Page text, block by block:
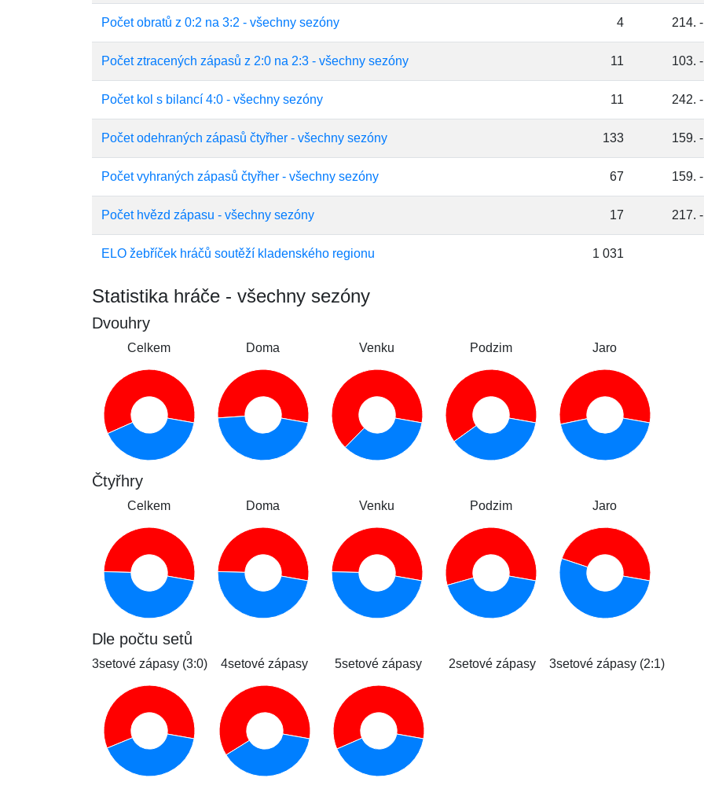
Počet obratů z 0:2 na 3:2 - všechny sezóny 4 214.
Počet ztracených zápasů z 2:0 na 2:3 - všechny sezóny 11 103.
Počet kol s bilancí 4:0 - všechny sezóny 11 242.
Počet odehraných zápasů čtyřher - všechny sezóny 133 159.
Počet vyhraných zápasů čtyřher - všechny sezóny 67 159.
Počet hvězd zápasu - všechny sezóny 17 217.
ELO žebříček hráčů soutěží kladenského regionu 1 031
Statistika hráče - všechny sezóny
Dvouhry
Celkem Doma Venku Podzim Jaro
Čtyřhry
Celkem Doma Venku Podzim Jaro
Dle počtu setů
3setové zápasy (3:0) 4setové zápasy 5setové zápasy 2setové zápasy 3setové zápasy (2:1)